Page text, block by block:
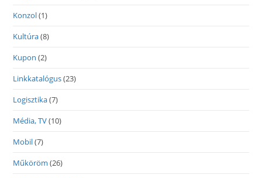
Konzol(1)
Kultúra(8)
Kupon (2)
Linkkatalógus(23)
Logisztika(7)
Média, TV(10)
Mobil(7)
Műköröm (26)